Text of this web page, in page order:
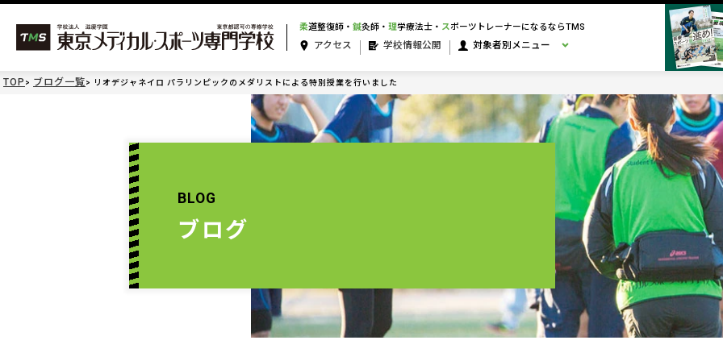
柔道整復師・ 鍼灸師・ 理学療法士・ スポーツトレーナーになるならTMS
アクセス 学校情報公開 対象者別メニュー
TOP ブログ一覧 リオデジャネイロ パラリンピックのメダリストによる特別授業を行いました
BLOG
ブログ